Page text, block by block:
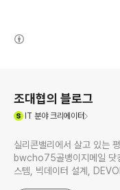
조대협의 블로그
IT 분야 크리에이터
실리콘밸리에서 살고 있는
bwcho75골뱅이지메일 닷
스템, 빅데이터 설계,